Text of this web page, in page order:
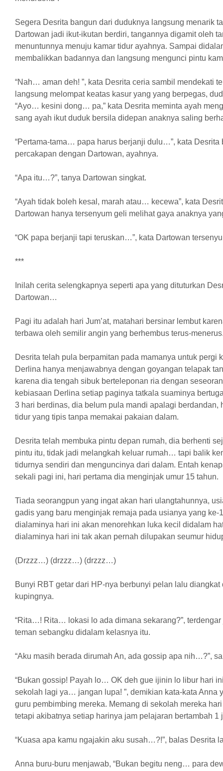
Segera Desrita bangun dari duduknya langsung menarik
Dartowan jadi ikut-ikutan berdiri, tangannya digamit oleh
menuntunnya menuju kamar tidur ayahnya. Sampai
membalikkan badannya dan langsung mengunci pintu
“Nah… aman deh! ”, kata Desrita ceria sambil mendekati
langsung melompat keatas kasur yang yang berpegas,
“Ayo… kesini dong… pa,” kata Desrita meminta ayah
sang ayah ikut duduk bersila didepan anaknya saling
“Pertama-tama… papa harus berjanji dulu…”, kata Desrita
percakapan dengan Dartowan, ayahnya.
“Apa itu…?”, tanya Dartowan singkat.
“Ayah tidak boleh kesal, marah atau… kecewa”, kata
Dartowan hanya tersenyum geli melihat gaya anaknya
“OK papa berjanji tapi teruskan…”, kata Dartowan
***
Inilah cerita selengkapnya seperti apa yang dituturkan
Dartowan…
Pagi itu adalah hari Jum’at, matahari bersinar lembut
terbawa oleh semilir angin yang berhembus terus-
Desrita telah pula berpamitan pada mamanya untuk pergi
Derlina hanya menjawabnya dengan goyangan telapak
karena dia tengah sibuk berteleponan ria dengan
kebiasaan Derlina setiap paginya tatkala suaminya
3 hari berdinas, dia belum pula mandi apalagi berdandan,
tidur yang tipis tanpa memakai pakaian dalam.
Desrita telah membuka pintu depan rumah, dia berhenti
pintu itu, tidak jadi melangkah keluar rumah… tapi balik
tidurnya sendiri dan menguncinya dari dalam. Entah
sekali pagi ini, hari pertama dia menginjak umur 15 tahun.
Tiada seorangpun yang ingat akan hari ulangtahunnya,
gadis yang baru menginjak remaja pada usianya yang
dialaminya hari ini akan menorehkan luka kecil didalam
dialaminya hari ini tak akan pernah dilupakan seumur
(Drzzz…) (drzzz…) (drzzz…)
Bunyi RBT getar dari HP-nya berbunyi pelan lalu
kupingnya.
“Rita…! Rita… lokasi lo ada dimana sekarang?”, terdengar
teman sebangku didalam kelasnya itu.
“Aku masih berada dirumah An, ada gossip apa nih…?”,
“Bukan gossip! Payah lo… OK deh gue ijinin lo libur hari
sekolah lagi ya… jangan lupa! ”, demikian kata-kata Anna
guru pembimbing mereka. Memang di sekolah mereka
tetapi akibatnya setiap harinya jam pelajaran bertambah 1
“Kuasa apa kamu ngajakin aku susah…?!”, balas Desrita
Anna buru-buru menjawab, “Bukan begitu neng… para